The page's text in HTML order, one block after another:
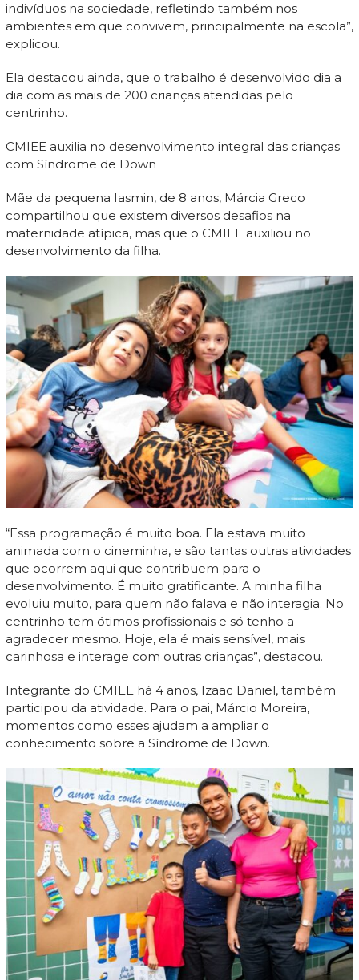
indivíduos na sociedade, refletindo também nos
ambientes em que convivem, principalmente na escola”,
explicou.
Ela destacou ainda, que o trabalho é desenvolvido dia a
dia com as mais de 200 crianças atendidas pelo
centrinho.
CMIEE auxilia no desenvolvimento integral das crianças
com Síndrome de Down
Mãe da pequena Iasmin, de 8 anos, Márcia Greco
compartilhou que existem diversos desafios na
maternidade atípica, mas que o CMIEE auxiliou no
desenvolvimento da filha.
“Essa programação é muito boa. Ela estava muito
animada com o cineminha, e são tantas outras atividades
que ocorrem aqui que contribuem para o
desenvolvimento. É muito gratificante. A minha filha
evoluiu muito, para quem não falava e não interagia. No
centrinho tem ótimos profissionais e só tenho a
agradecer mesmo. Hoje, ela é mais sensível, mais
carinhosa e interage com outras crianças”, destacou.
Integrante do CMIEE há 4 anos, Izaac Daniel, também
participou da atividade. Para o pai, Márcio Moreira,
momentos como esses ajudam a ampliar o
conhecimento sobre a Síndrome de Down.